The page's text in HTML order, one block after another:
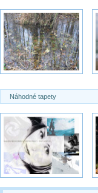
Náhodné tapety